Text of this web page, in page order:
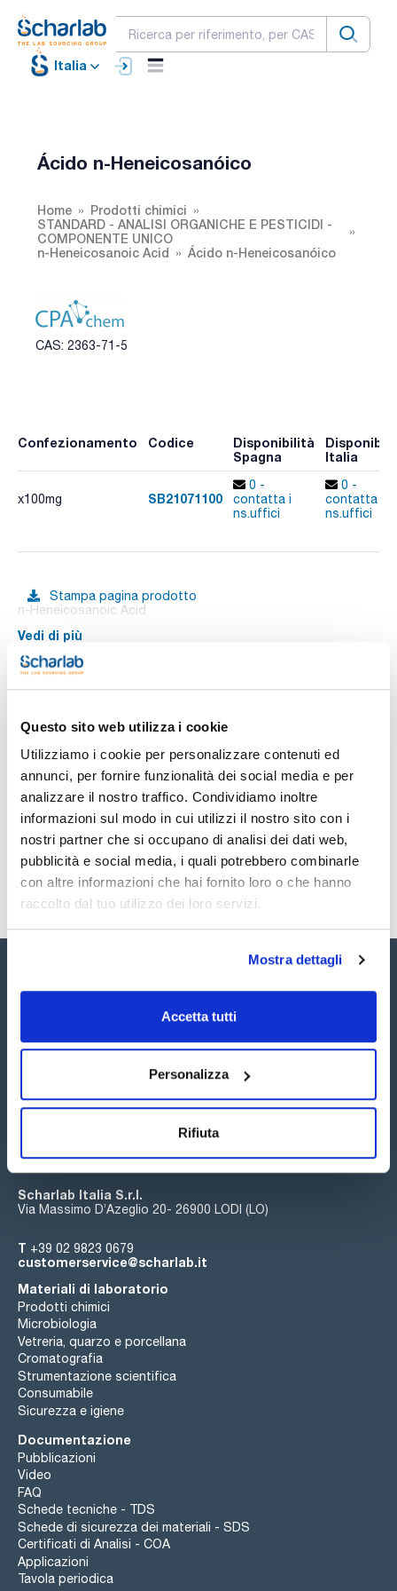
Questo sito web utilizza i cookie
Utilizziamo i cookie per personalizzare contenuti ed
annunci, per fornire funzionalità dei social media e per
analizzare il nostro traffico. Condividiamo inoltre
informazioni sul modo in cui utilizzi il nostro sito con i
nostri partner che si occupano di analisi dei dati web,
pubblicità e social media, i quali potrebbero combinarle
con altre informazioni che hai fornito loro o che hanno
raccolto dal tuo utilizzo dei loro servizi.
Mostra dettagli
Accetta tutti
Personalizza
Rifiuta
Italia
Ácido n-Heneicosanóico
Home
Prodotti chimici
STANDARD - ANALISI ORGANICHE E PESTICIDI -
COMPONENTE UNICO
n-Heneicosanoic Acid
Ácido n-Heneicosanóico
CAS: 2363-71-5
Confezionamento Codice
Disponibilità
Spagna
Italia
x100mg SB21071100
0 -
contatta i
ns.uffici
0 -
contatta i
ns.uffici
Stampa pagina prodotto
n-Heneicosanoic Acid
Vedi di più
Documentazione tecnica
TDS / Scheda tecnica
Registrati per i download
COA
Registrati per i download
SDS / Scheda di
Sicurezza
Registrati per i download
Seguici:
Iscriviti alla Newsletter
Scharlab Italia S.r.l.
Via Massimo D’Azeglio 20- 26900 LODI (LO)
T +39 02 9823 0679
customerservice@scharlab.it
Materiali di laboratorio
Prodotti chimici
Microbiologia
Vetreria, quarzo e porcellana
Cromatografia
Strumentazione scientifica
Consumabile
Sicurezza e igiene
Documentazione
Pubblicazioni
Video
FAQ
Schede tecniche - TDS
Schede di sicurezza dei materiali - SDS
Certificati di Analisi - COA
Applicazioni
Tavola periodica